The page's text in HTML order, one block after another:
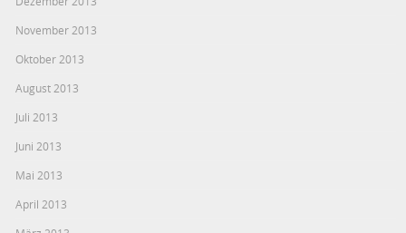
November 2013
Oktober 2013
August 2013
Juli 2013
Juni 2013
Mai 2013
April 2013